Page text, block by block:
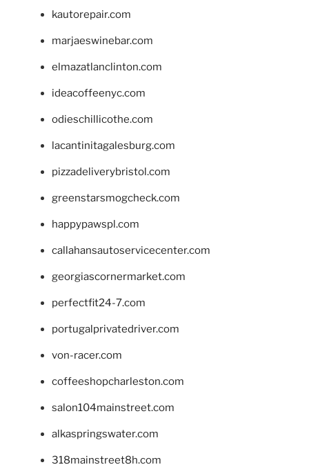
kautorepair.com
marjaeswinebar.com
elmazatlanclinton.com
ideacoffeenyc.com
odieschillicothe.com
lacantinitagalesburg.com
pizzadeliverybristol.com
greenstarsmogcheck.com
happypawspl.com
callahansautoservicecenter.com
georgiascornermarket.com
perfectfit24-7.com
portugalprivatedriver.com
von-racer.com
coffeeshopcharleston.com
salon104mainstreet.com
alkaspringswater.com
318mainstreet8h.com